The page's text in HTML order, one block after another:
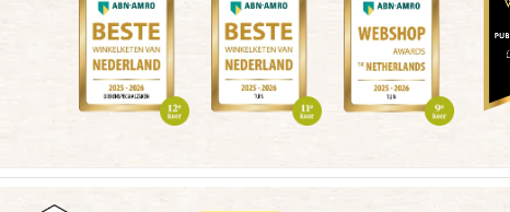
Leer
Ademend
Waterafstotend